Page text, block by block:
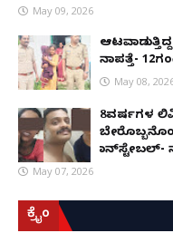
May 09, 2026
ನಾಪತ್ತೆ-
May 08,
8ವರ್ಷಗಳ
May 07, 2026
ಕ್ರೈಂ